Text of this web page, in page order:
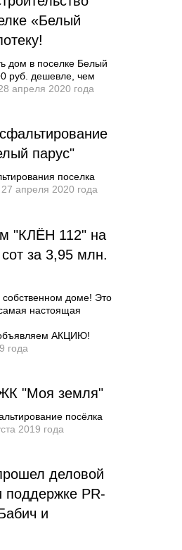
«Белый
дом в поселке Белый
руб. дешевле, чем
апреля 2020 года
парус"
поселка
27 апреля 2020 года
"КЛЁН 112" на
за 3,95 млн.
доме! Это
настоящая
АКЦИЮ!
года
"Моя земля"
посёлка
2019 года
деловой
поддержке PR-
и